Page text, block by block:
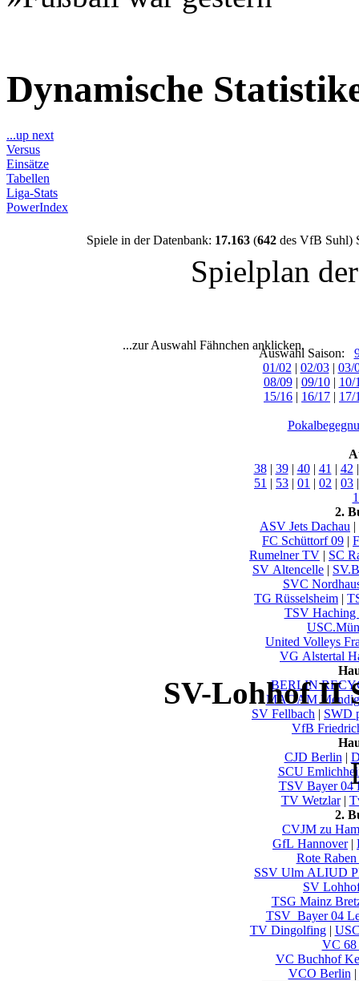
Dynamische
...up next
Versus
Einsätze
Tabellen
Liga-Stats
PowerIndex
Spiele in der Datenbank: 17.163(642des VfB Suhl)
Spielplan
...zur Auswahl Fähnchen anklicken.
Auswahl Saison:
01/02 | 02/03| 03/
08/09| 09/10| 10/
15/16 | 16/17 | 17/
38| 39| 40| 41 | 42
51 | 53 | 01 | 02 | 03
2.
ASV Jets Dachau |
FC Schüttorf 09 |
Rumelner TV | SC
SV Altencelle |
SVC
TG Rüsselsheim |
TSV Haching
United Volleys
VG Alstertal
BERLIN
MAOAM Mendig
SV Fellbach | SWD
VfB
CJD Berlin |
SCU
TSV Bayer 04
TV Wetzlar|
2.
CVJM zu
GfL Hannover|
Rote
SSV Ulm ALIUD
SV
TSG Mainz
TSV_Bayer 04
TV Dingolfing|
VC 68
VC Buchhof
VCO Berlin |
SV-Lohhof II